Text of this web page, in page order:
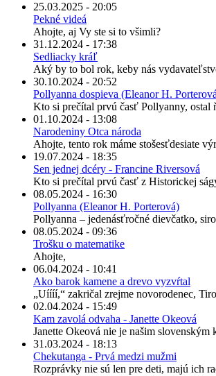
25.03.2025 - 20:05
Pekné videá
Ahojte, aj Vy ste si to všimli?
31.12.2024 - 17:38
Sedliacky kráľ
Aký by to bol rok, keby nás
30.10.2024 - 20:52
Pollyanna dospieva (Eleanor H.
Kto si prečítal prvú časť Pollyanny, ostal
01.10.2024 - 13:08
Narodeniny Otca národa
Ahojte, tento rok máme stošesťdesiate
19.07.2024 - 18:35
Sen jednej dcéry - Francine Riversová
Kto si prečítal prvú časť z Historickej
08.05.2024 - 16:30
Pollyanna (Eleanor H. Porterová)
Pollyanna – jedenásťročné dievčatko,
08.05.2024 - 09:36
Trošku o matematike
Ahojte,
06.04.2024 - 10:41
Ako barok kamene a drevo vyzvŕtal
„Uíííí,“ zakričal zrejme novorodenec,
02.04.2024 - 15:49
Kam zavolá odvaha - Janette Okeová
Janette Okeová nie je našim
31.03.2024 - 18:13
Chekutanga - Prvá medzi mužmi
Rozprávky nie sú len pre deti, majú ich